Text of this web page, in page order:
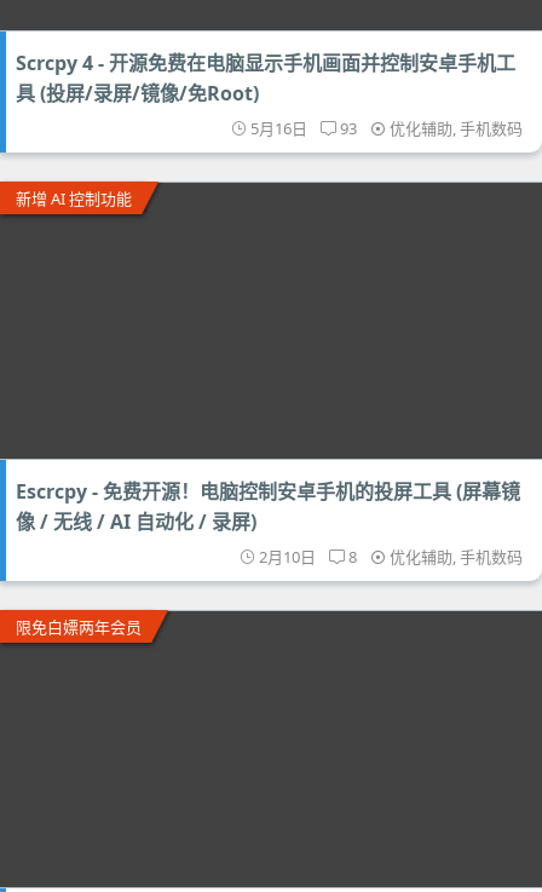
Scrcpy 4 - 开源免费在电脑显示手机画面并控制安卓手机工
具 (投屏/录屏/镜像/免Root)
5月16日 93 优化辅助,手机数码
新增 AI 控制功能
Escrcpy - 免费开源！电脑控制安卓手机的投屏工具 (屏幕镜
像 / 无线 / AI 自动化 / 录屏)
2月10日 8 优化辅助,手机数码
限免白嫖两年会员